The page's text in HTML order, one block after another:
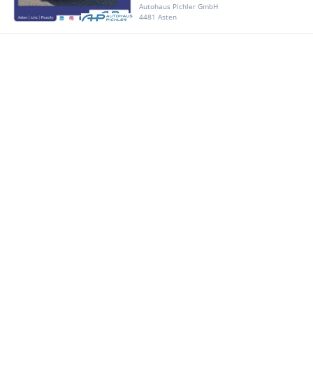
Autohaus Pichler GmbH
4481 Asten